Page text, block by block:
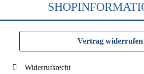
Vertrag widerrufen
Widerrufsrecht